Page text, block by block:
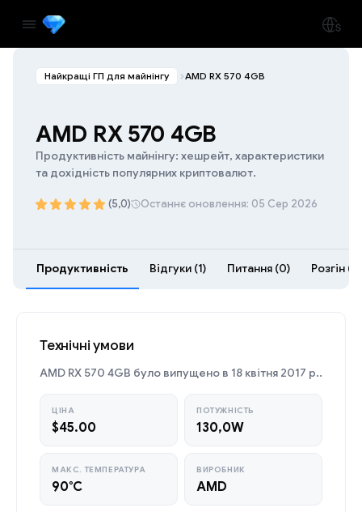
Найкращі ГП для майнінгу AMD RX 570 4GB
AMD RX 570 4GB
Продуктивність майнінгу: хешрейт, характеристики
та дохідність популярних криптовалют.
(5,0) Останнє оновлення: 05 Сер 2026
Продуктивність Відгуки (1) Питання (0) Розгін
Технічні умови
AMD RX 570 4GB було випущено в 18 квітня 2017 р..
ЦІНА
$45.00
ПОТУЖНІСТЬ
130,0W
МАКС. ТЕМПЕРАТУРА
90°C
ВИРОБНИК
AMD